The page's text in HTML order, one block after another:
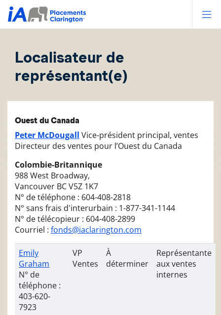
Localisateur de
représentant(e)
Ouest du Canada
Peter McDougall Vice-président principal, ventes
Directeur des ventes pour l’Ouest du Canada
Colombie-Britannique
988 West Broadway,
Vancouver BC V5Z 1K7
N° de téléphone : 604-408-2818
N° sans frais d'interurbain : 1-877-341-1144
N° de télécopieur : 604-408-2899
Courriel : fonds@iaclarington.com
Emily
Graham
N° de
téléphone :
403-620-
7923
VP
Ventes
À
déterminer
Représentante
aux ventes
internes